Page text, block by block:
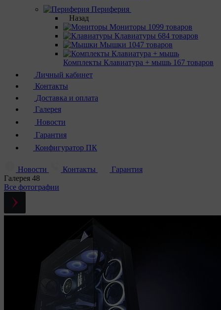
Периферия
Назад
Мониторы 1099 товаров
Клавиатуры 684 товаров
Мышки 1047 товаров
Комплекты Клавиатура + мышь 167 товаров
Личный кабинет
Контакты
Доставка и оплата
Галерея
Новости
Гарантия
Конфигуратор ПК
Новости Контакты
Гарантия
Галерея 48
Все фотографии